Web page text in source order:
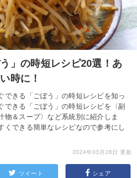
」の時短レシピ20選！あ
時に！
できる「ごぼう」の時短レシピを知っ
できる「ごぼう」の時短レシピを〈副
物＆スープ〉など系統別に紹介しま
くできる簡単なレシピなので参考にし
2024年03月28日 更新
ツイート シェア